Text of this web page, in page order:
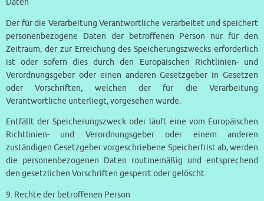
Daten
Der für die Verarbeitung Verantwortliche verarbeitet und speichert
personenbezogene Daten der betroffenen Person nur für den
Zeitraum, der zur Erreichung des Speicherungszwecks erforderlich
ist oder sofern dies durch den Europäischen Richtlinien- und
Verordnungsgeber oder einen anderen Gesetzgeber in Gesetzen
oder Vorschriften, welchen der für die Verarbeitung
Verantwortliche unterliegt, vorgesehen wurde.
Entfällt der Speicherungszweck oder läuft eine vom Europäischen
Richtlinien- und Verordnungsgeber oder einem anderen
zuständigen Gesetzgeber vorgeschriebene Speicherfrist ab, werden
die personenbezogenen Daten routinemäßig und entsprechend
den gesetzlichen Vorschriften gesperrt oder gelöscht.
9. Rechte der betroffenen Person